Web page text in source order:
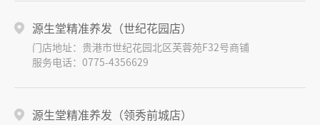
源生堂精准养发（世纪花园店）
门店地址：贵港市世纪花园北区芙蓉苑F32号商铺
服务电话：0775-4356629
源生堂精准养发（领秀前城店）